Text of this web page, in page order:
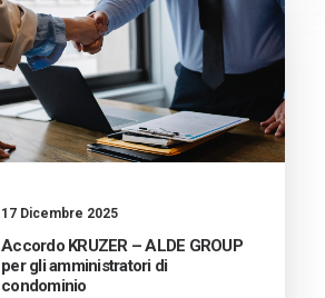
17 Dicembre 2025
Accordo KRUZER – ALDE GROUP
per gli amministratori di
condominio